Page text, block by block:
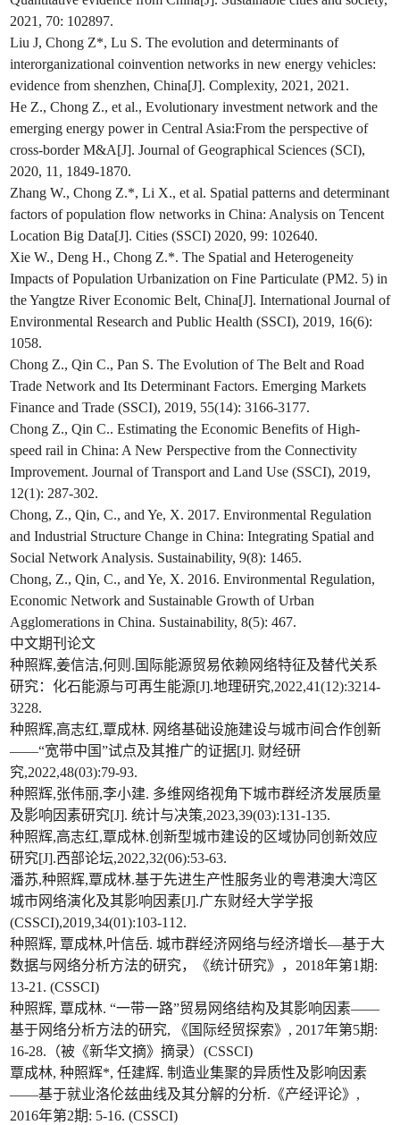
2021, 70: 102897.
Liu J, Chong Z*, Lu S. The evolution and determinants of
interorganizational coinvention networks in new energy vehicles:
evidence from shenzhen, China[J]. Complexity, 2021, 2021.
He Z., Chong Z., et al., Evolutionary investment network and the
emerging energy power in Central Asia:From the perspective of
cross-border M&A[J]. Journal of Geographical Sciences (SCI),
2020, 11, 1849-1870.
Zhang W., Chong Z.*, Li X., et al. Spatial patterns and determinant
factors of population flow networks in China: Analysis on Tencent
Location Big Data[J]. Cities (SSCI) 2020, 99: 102640.
Xie W., Deng H., Chong Z.*. The Spatial and Heterogeneity
Impacts of Population Urbanization on Fine Particulate (PM2. 5) in
the Yangtze River Economic Belt, China[J]. International Journal of
Environmental Research and Public Health (SSCI), 2019, 16(6):
1058.
Chong Z., Qin C., Pan S. The Evolution of The Belt and Road
Trade Network and Its Determinant Factors. Emerging Markets
Finance and Trade (SSCI), 2019, 55(14): 3166-3177.
Chong Z., Qin C.. Estimating the Economic Benefits of High-
speed rail in China: A New Perspective from the Connectivity
Improvement. Journal of Transport and Land Use (SSCI), 2019,
12(1): 287-302.
Chong, Z., Qin, C., and Ye, X. 2017. Environmental Regulation
and Industrial Structure Change in China: Integrating Spatial and
Social Network Analysis. Sustainability, 9(8): 1465.
Chong, Z., Qin, C., and Ye, X. 2016. Environmental Regulation,
Economic Network and Sustainable Growth of Urban
Agglomerations in China. Sustainability, 8(5): 467.
中文期刊论文
种照辉,姜信洁,何则.国际能源贸易依赖网络特征及替代关系
研究：化石能源与可再生能源[J].地理研究,2022,41(12):3214-
3228.
种照辉,高志红,覃成林. 网络基础设施建设与城市间合作创新
——“宽带中国”试点及其推广的证据[J]. 财经研
究,2022,48(03):79-93.
种照辉,张伟丽,李小建. 多维网络视角下城市群经济发展质量
及影响因素研究[J]. 统计与决策,2023,39(03):131-135.
种照辉,高志红,覃成林.创新型城市建设的区域协同创新效应
研究[J].西部论坛,2022,32(06):53-63.
潘苏,种照辉,覃成林.基于先进生产性服务业的粤港澳大湾区
城市网络演化及其影响因素[J].广东财经大学学报
(CSSCI),2019,34(01):103-112.
种照辉, 覃成林,叶信岳. 城市群经济网络与经济增长—基于大
数据与网络分析方法的研究，《统计研究》，2018年第1期:
13-21. (CSSCI)
种照辉, 覃成林. “一带一路”贸易网络结构及其影响因素——
基于网络分析方法的研究, 《国际经贸探索》, 2017年第5期:
16-28.（被《新华文摘》摘录）(CSSCI)
覃成林, 种照辉*, 任建辉. 制造业集聚的异质性及影响因素
——基于就业洛伦兹曲线及其分解的分析.《产经评论》,
2016年第2期: 5-16. (CSSCI)